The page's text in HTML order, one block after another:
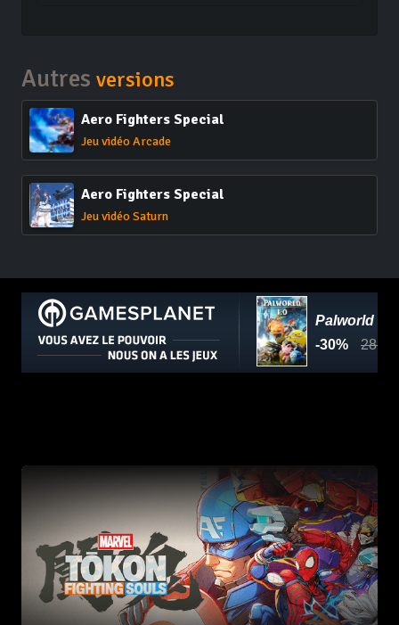
Autres versions
Aero Fighters Special
Jeu vidéo Arcade
Aero Fighters Special
Jeu vidéo Saturn